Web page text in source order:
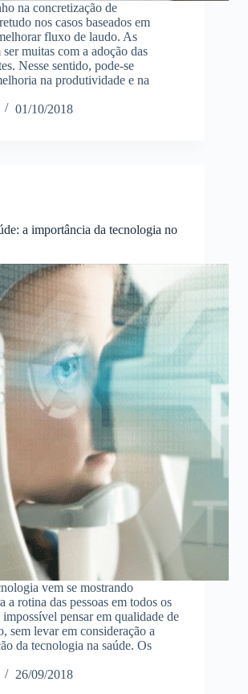
na concretização de
nos casos baseados em
fluxo de laudo. As
muitas com a adoção das
Nesse sentido, pode-se
na produtividade e na
01/10/2018
a importância da tecnologia no
vem se mostrando
a rotina das pessoas em todos os
impossível pensar em qualidade de
sem levar em consideração a
da tecnologia na saúde. Os
26/09/2018